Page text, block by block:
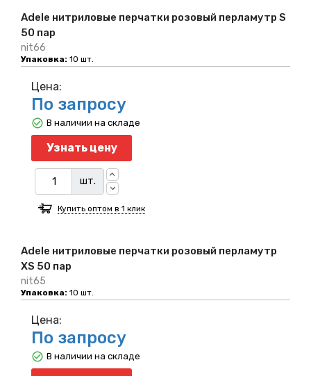
Adele нитриловые перчатки розовый перламутр S
50 пар
nit66
Упаковка: 10 шт.
Adele нитриловые перчатки розовый перламутр
XS 50 пар
nit65
Упаковка: 10 шт.
Цена:
По запросу
Узнать цену
шт.
В наличии на складе
Купить оптом в 1 клик
Цена:
По запросу
В наличии на складе